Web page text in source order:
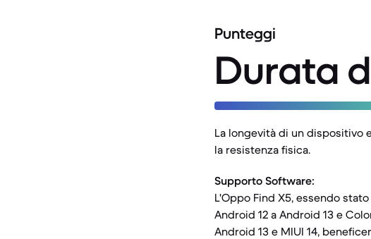
Punteggi
Durata
La longevità di un dispositivo
la resistenza fisica.
Supporto Software:
L'Oppo Find X5, essendo
Android 12 a Android 13 e
Android 13 e MIUI 14,